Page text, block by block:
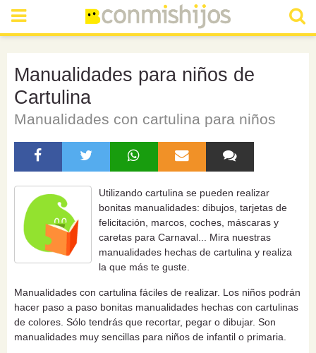
Manualidades para niños de
Cartulina
Manualidades con cartulina para niños
Utilizando cartulina se pueden realizar
bonitas manualidades: dibujos, tarjetas de
felicitación, marcos, coches, máscaras y
caretas para Carnaval... Mira nuestras
manualidades hechas de cartulina y realiza
la que más te guste.
Manualidades con cartulina fáciles de realizar. Los niños podrán
hacer paso a paso bonitas manualidades hechas con cartulinas
de colores. Sólo tendrás que recortar, pegar o dibujar. Son
manualidades muy sencillas para niños de infantil o primaria.